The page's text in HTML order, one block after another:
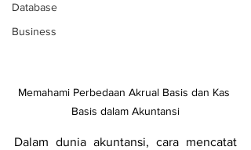
Database
Business
Memahami Perbedaan Akrual Basis dan Kas
Basis dalam Akuntansi
Dalam dunia akuntansi, cara mencatat